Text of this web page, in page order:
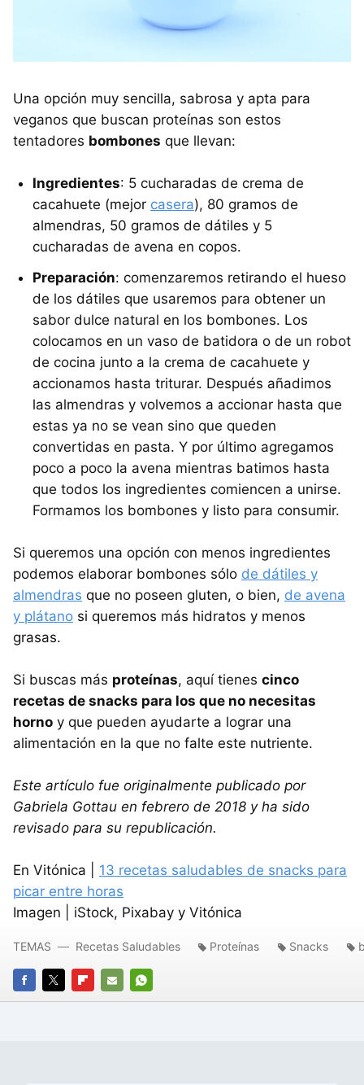
Una opción muy sencilla, sabrosa y apta para
veganos que buscan proteínas son estos
tentadores bombones que llevan:
Ingredientes: 5 cucharadas de crema de
cacahuete (mejor casera), 80 gramos de
almendras, 50 gramos de dátiles y 5
cucharadas de avena en copos.
Preparación: comenzaremos retirando el hueso
de los dátiles que usaremos para obtener un
sabor dulce natural en los bombones. Los
colocamos en un vaso de batidora o de un robot
de cocina junto a la crema de cacahuete y
accionamos hasta triturar. Después añadimos
las almendras y volvemos a accionar hasta que
estas ya no se vean sino que queden
convertidas en pasta. Y por último agregamos
poco a poco la avena mientras batimos hasta
que todos los ingredientes comiencen a unirse.
Formamos los bombones y listo para consumir.
Si queremos una opción con menos ingredientes
podemos elaborar bombones sólo de dátiles y
almendras que no poseen gluten, o bien, de avena
y plátano si queremos más hidratos y menos
grasas.
Si buscas más proteínas, aquí tienes cinco
recetas de snacks para los que no necesitas
horno y que pueden ayudarte a lograr una
alimentación en la que no falte este nutriente.
Este artículo fue originalmente publicado por
Gabriela Gottau en febrero de 2018 y ha sido
revisado para su republicación.
En Vitónica | 13 recetas saludables de snacks para
picar entre horas
Imagen | iStock, Pixabay y Vitónica
FACEBOOK
TWITTERFLIPBOARD
E-
WHATSAPP
TEMAS Recetas Saludables Proteínas Snacks